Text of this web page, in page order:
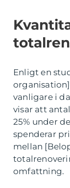
Enligt en
vanligare i
visar att
25% under
spenderar
mellan
omfattning.